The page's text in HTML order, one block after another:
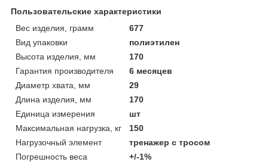
Пользовательские характеристики
Вес изделия, грамм
677
Вид упаковки
полиэтилен
Высота изделия, мм
170
Гарантия производителя
6 месяцев
Диаметр хвата, мм
29
Длина изделия, мм
170
Единица измерения
шт
Максимальная нагрузка, кг
150
Нагрузочный элемент
тренажер с тросом
Погрешность веса
+/-1%